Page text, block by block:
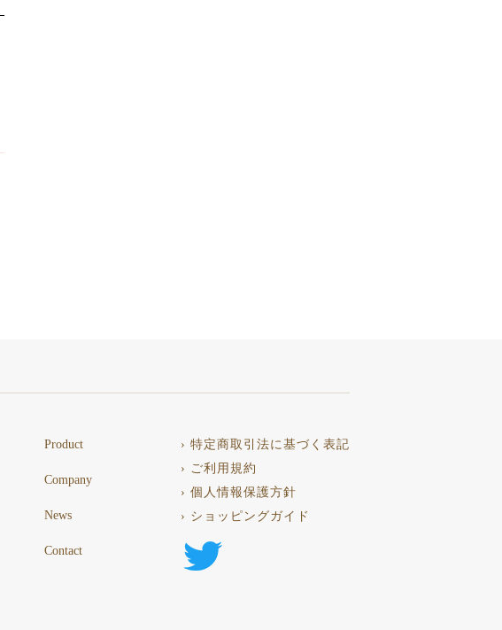
Product
Company
News
Contact
› 特定商取引法に基づく表記
› ご利用規約
› 個人情報保護方針
› ショッピングガイド